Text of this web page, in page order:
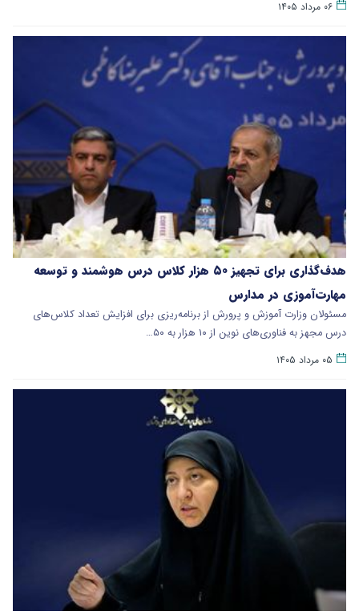
۰۶ مرداد ۱۴۰۵
هدف‌گذاری برای تجهیز ۵۰ هزار کلاس درس هوشمند و توسعه
مهارت‌آموزی در مدارس
مسئولان وزارت آموزش و پرورش از برنامه‌ریزی برای افزایش تعداد کلاس‌های
درس مجهز به فناوری‌های نوین از ۱۰ هزار به ۵۰…
۰۵ مرداد ۱۴۰۵